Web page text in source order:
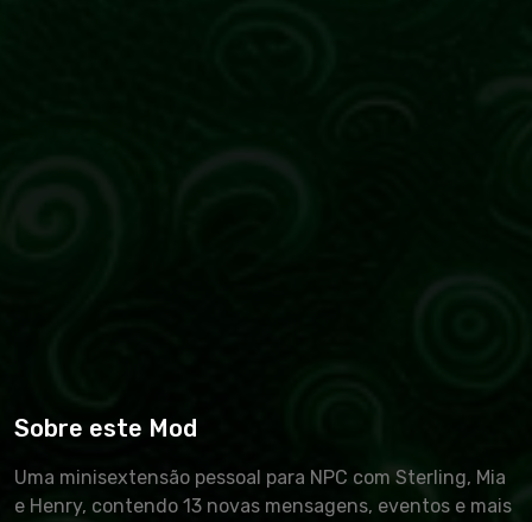
Sobre este Mod
Uma minisextensão pessoal para NPC com Sterling, Mia
e Henry, contendo 13 novas mensagens, eventos e mais